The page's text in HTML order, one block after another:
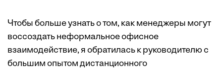
Чтобы больше узнать о том, как менеджеры могут
воссоздать неформальное офисное
взаимодействие, я обратилась к руководителю с
большим опытом дистанционного